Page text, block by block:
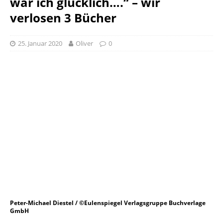
verlosen 3 Bücher
25. Januar 2020 Oliver 0
Peter-Michael Diestel / ©Eulenspiegel Verlagsgruppe Buchverlage
GmbH